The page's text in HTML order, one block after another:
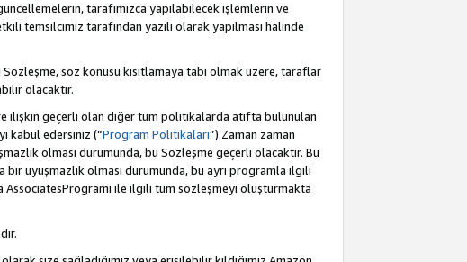
tarafımızca yapılabilecek işlemlerin ve
temsilcimiz tarafından yazılı olarak yapılması halinde
söz konusu kısıtlamaya tabi olmak üzere, taraflar
olacaktır.
ilişkin geçerli olan diğer tüm politikalarda atıfta bulunulan
kabul edersiniz (“Program Politikaları”).Zaman zaman
olması durumunda, bu Sözleşme geçerli olacaktır. Bu
bir uyuşmazlık olması durumunda, bu ayrı programla ilgili
AssociatesProgramı ile ilgili tüm sözleşmeyi oluşturmakta